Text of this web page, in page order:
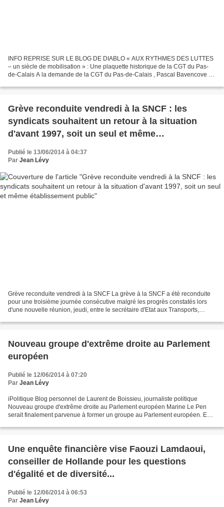
INFO REPRISE SUR LE BLOG DE DIABLO « AUX RYTHMES DES LUTTES
– un siècle de mobilisation » : Une plaquette historique de la CGT du Pas-
de-Calais A la demande de la CGT du Pas-de-Calais , Pascal Bavencove et
Grève reconduite vendredi à la SNCF : les
syndicats souhaitent un retour à la situation
d'avant 1997, soit un seul et même
Publié le 13/06/2014 à 04:37
Par Jean Lévy
Grève reconduite vendredi à la SNCF La grève à la SNCF a été reconduite
pour une troisième journée consécutive malgré les progrès constatés lors
d'une nouvelle réunion, jeudi, entre le secrétaire d'Etat aux Transports,
Nouveau groupe d'extrême droite au Parlement
européen
Publié le 12/06/2014 à 07:20
Par Jean Lévy
iPolitique Blog personnel de Laurent de Boissieu, journaliste politique
Nouveau groupe d'extrême droite au Parlement européen Marine Le Pen
serait finalement parvenue à former un groupe au Parlement européen. En
Une enquête financière vise Faouzi Lamdaoui,
conseiller de Hollande pour les questions
d'égalité et de diversité...
Publié le 12/06/2014 à 06:53
Par Jean Lévy